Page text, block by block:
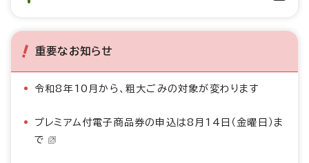
重要なお知らせ
令和8年10月から、粗大ごみの対象が変わります
プレミアム付電子商品券の申込は8月14日（金曜日）ま
で